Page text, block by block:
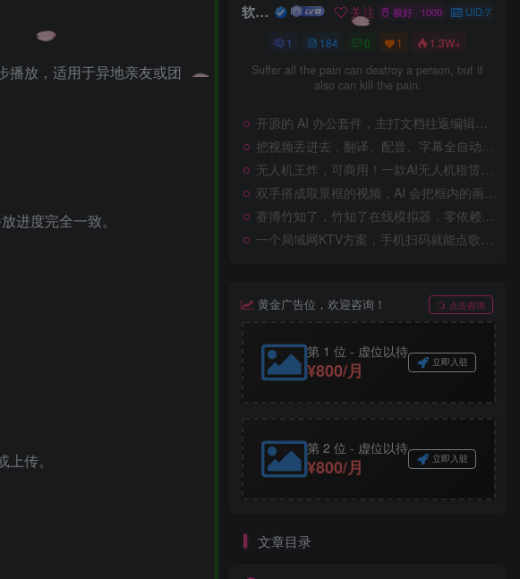
播放，适用于异地亲友或团
进度完全一致。
传。
软件侠 关注 极好 · 1000 UID:7
1 184 0 1 1.3W+
Suffer all the pain can destroy a person, but it
also can kill the pain.
开源的 AI 办公套件，主打文档往返编辑不丢格式，AI 改动哪里就只改哪里，其余内容原封不动。
把视频丢进去，翻译、配音、字幕全自动，这个开源工具一条龙搞定
无人机王炸，可商用！一款AI无人机租赁系统，支持资质审核+AI助手+故障维修，开箱即用
双手搭成取景框的视频，AI 会把框内的画面重绘成动画风格，同时保留你真实的手部和动作
赛博竹知了，竹知了在线模拟器，零依赖单文件，真实录音采样，移动端优先。
一个局域网KTV方案，手机扫码就能点歌，电视或投影仪直接全屏播MV。曲库和账号数据都存在NAS的共享目录里
黄金广告位，欢迎咨询！ 点击咨询
第 1 位 - 虚位以待
¥800/月 立即入驻
第 2 位 - 虚位以待
¥800/月 立即入驻
文章目录